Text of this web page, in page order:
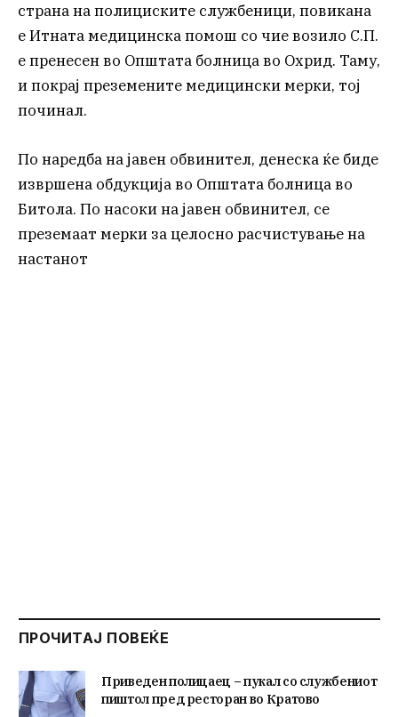
страна на полициските службеници, повикана
е Итната медицинска помош со чие возило С.П.
е пренесен во Општата болница во Охрид. Таму,
и покрај преземените медицински мерки, тој
починал.
По наредба на јавен обвинител, денеска ќе биде
извршена обдукција во Општата болница во
Битола. По насоки на јавен обвинител, се
преземаат мерки за целосно расчистување на
настанот
ПРОЧИТАЈ ПОВЕЌЕ
Приведен полицаец – пукал со службениот
пиштол пред ресторан во Кратово